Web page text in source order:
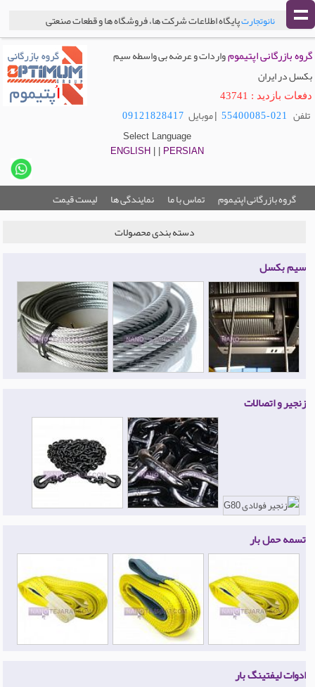
نانوتجارتپایگاه اطلاعات شرکت ها، فروشگاه ها و قطعات صنعتی
گروه بازرگانی اپتیمومواردات و عرضه بی واسطه سیم
بکسل در ایران
دفعات بازدید : 43741
تلفن 021-55400085 | موبایل 09121828417
Select Language
ENGLISH
PERSIAN
گروه بازرگانی اپتیموم تماس با ما نمایندگی ها
لیست قیمت
دسته بندی محصولات
سیم بکسل
زنجیر و اتصالات
تسمه حمل بار
ادوات لیفتینگ بار